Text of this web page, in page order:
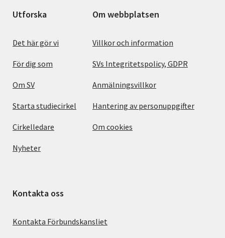
Utforska
Det här gör vi
För dig som
Om SV
Starta studiecirkel
Cirkelledare
Nyheter
Om webbplatsen
Villkor och information
SVs Integritetspolicy, GDPR
Anmälningsvillkor
Hantering av personuppgifter
Om cookies
Kontakta oss
Kontakta Förbundskansliet